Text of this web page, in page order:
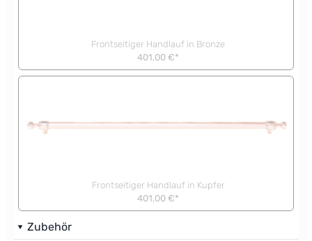
Frontseitiger Handlauf in Bronze
401,00 €*
Frontseitiger Handlauf in Kupfer
401,00 €*
Zubehör